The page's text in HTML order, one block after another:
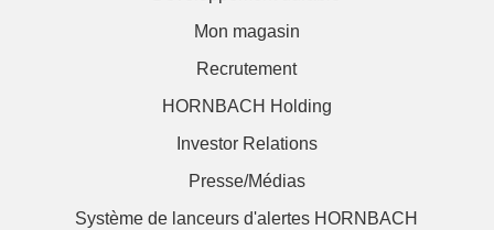
Mon magasin
Recrutement
HORNBACH Holding
Investor Relations
Presse/Médias
Système de lanceurs d'alertes HORNBACH